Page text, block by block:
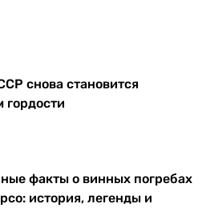
гордости
факты о винных погребах
история, легенды и